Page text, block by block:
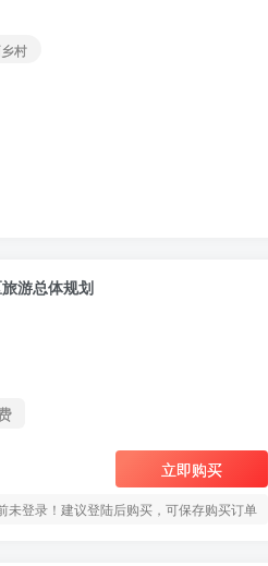
村
游总体规划
立即购买
未登录！建议登陆后购买，可保存购买订单